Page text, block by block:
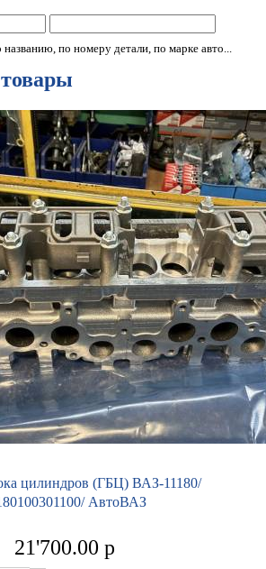
названию, по номеру детали, по марке авто...
цилиндров (ГБЦ) ВАЗ-11180/
АвтоВАЗ
21'700.00 р